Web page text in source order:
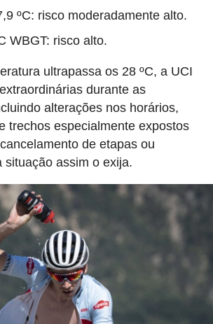
ºC: risco moderadamente alto.
WBGT: risco alto.
ultrapassa os 28 ºC, a UCI
durante as
alterações nos horários,
trechos especialmente expostos
de etapas ou
situação assim o exija.